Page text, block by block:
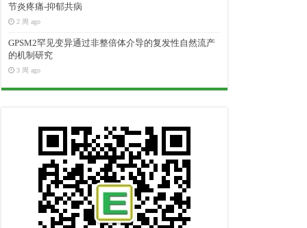
节炎疼痛-抑郁共病
2 周 ago
GPSM2罕见变异通过非整倍体介导的复发性自然流产
的机制研究
3 周 ago